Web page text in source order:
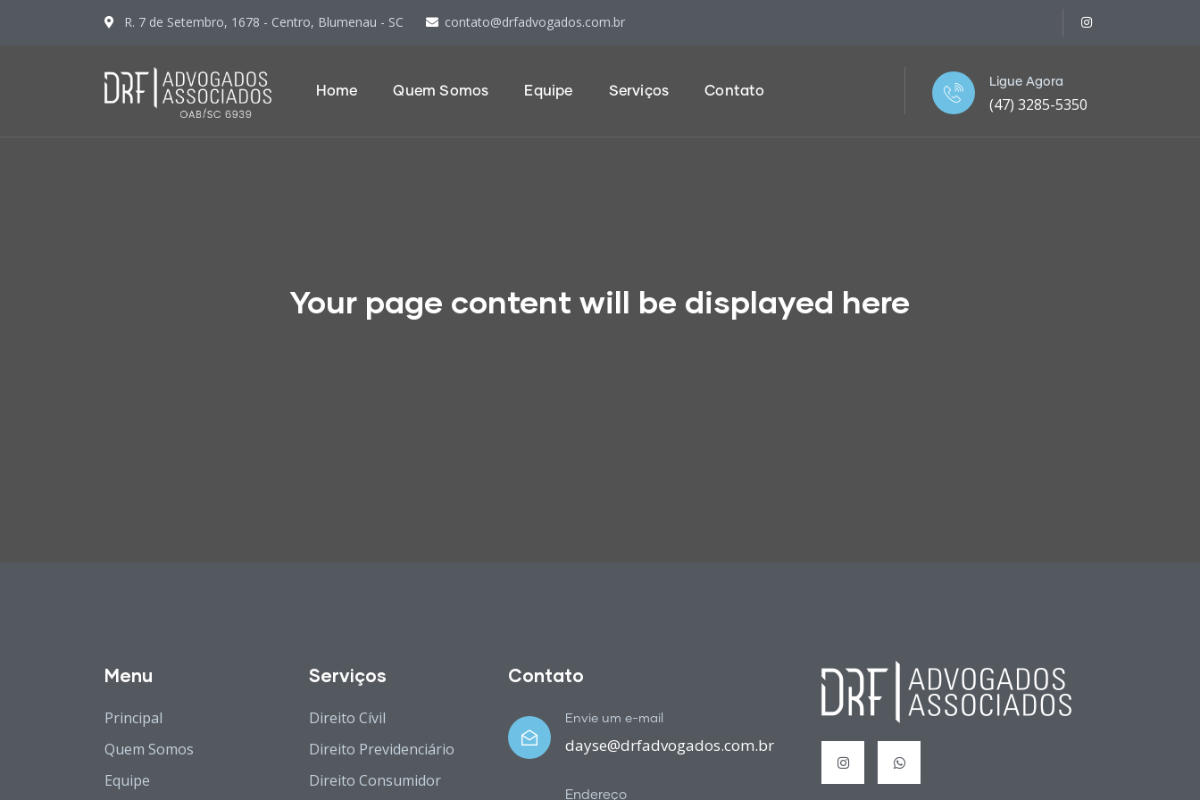
R. 7 de Setembro, 1678 - Centro, Blumenau - SC contato@drfadvogados.com.br
Home Quem Somos Equipe Serviços Contato
Ligue Agora
(47) 3285-5350
Your page content will be displayed here
Menu
Principal
Quem Somos
Equipe
Serviços
Direito Cívil
Direito Previdenciário
Direito Consumidor
Contato
Envie um e-mail
dayse@drfadvogados.com.br
Endereço